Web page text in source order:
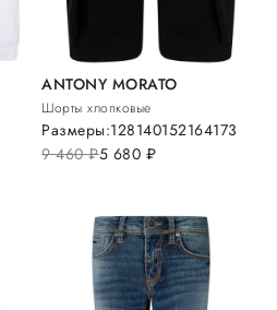
ANTONY MORATO
Шорты хлопковые
9 460руб.5 680 руб.
Размеры:128140152164173